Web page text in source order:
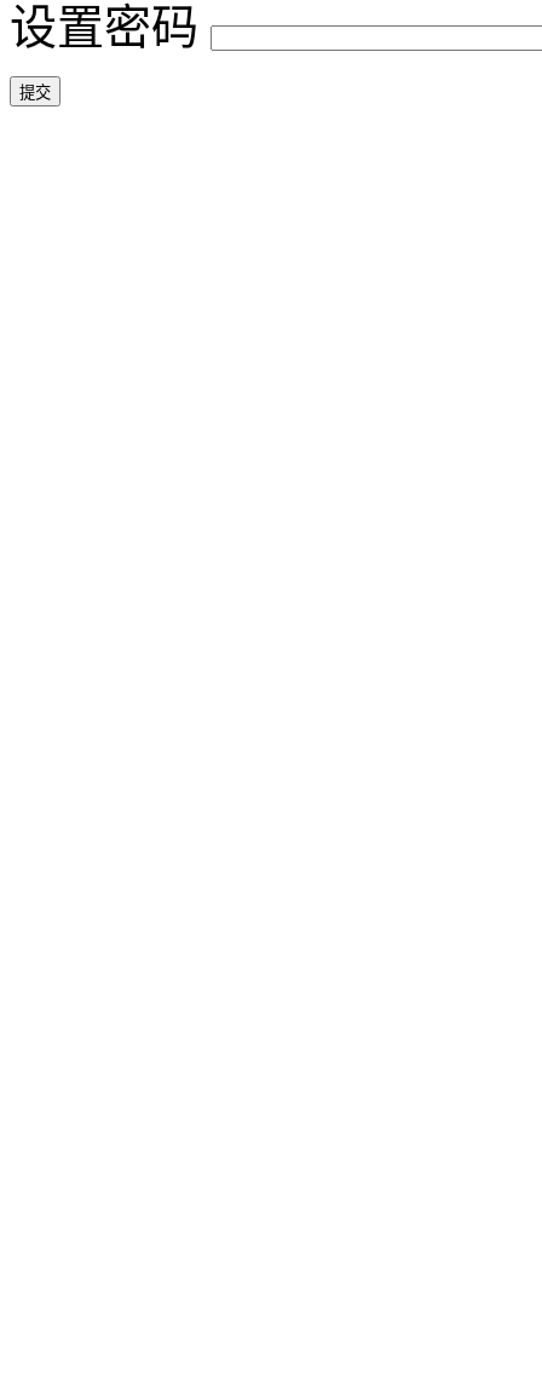
设置密码